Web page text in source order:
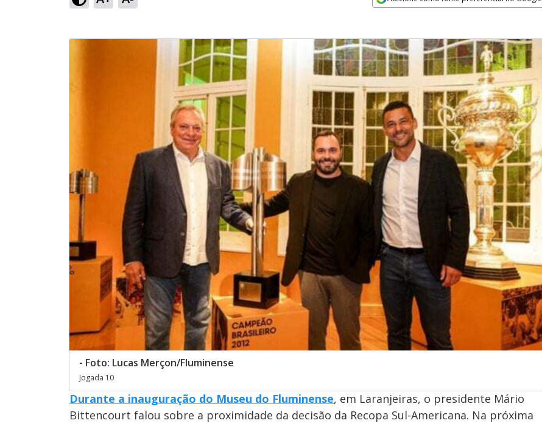
- Foto: Lucas Merçon/Fluminense
Jogada 10
Durante a inauguração do Museu do Fluminense, em Laranjeiras, o presidente Mário
Bittencourt falou sobre a proximidade da decisão da Recopa Sul-Americana. Na próxima